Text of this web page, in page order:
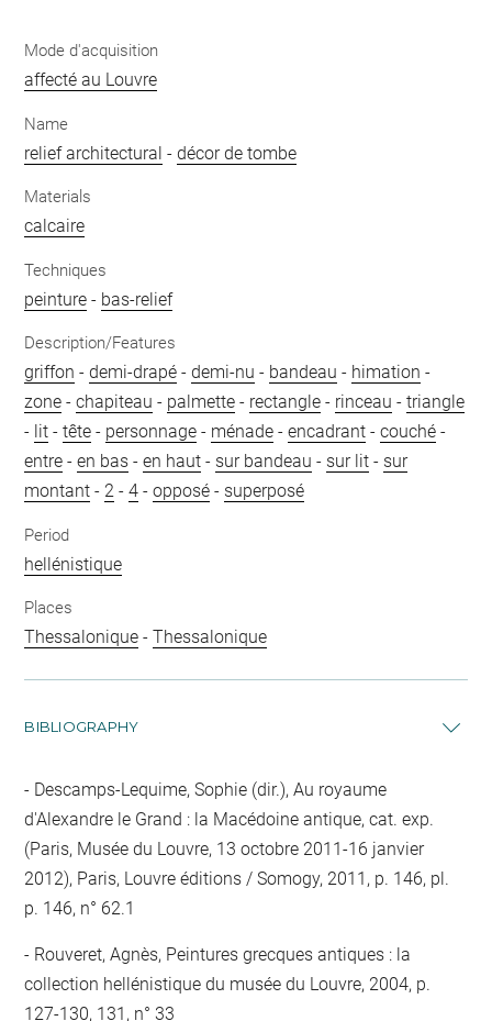
Mode d'acquisition
affecté au Louvre
Name
relief architectural -décor de tombe
Materials
calcaire
Techniques
peinture - bas-relief
Description/Features
griffon -demi-drapé -demi-nu - bandeau - himation -
zone -chapiteau - palmette - rectangle - rinceau -triangle
- lit -tête - personnage - ménade -encadrant -couché -
entre -en bas -en haut - sur bandeau - sur lit - sur
montant - 2 -4 -opposé - superposé
Period
hellénistique
Places
Thessalonique -Thessalonique
BIBLIOGRAPHY
Descamps-Lequime, Sophie (dir.), Au royaume
d'Alexandre le Grand : la Macédoine antique, cat. exp.
(Paris, Musée du Louvre, 13 octobre 2011-16 janvier
2012), Paris, Louvre éditions / Somogy, 2011, p. 146, pl.
p. 146, n° 62.1
Rouveret, Agnès, Peintures grecques antiques : la
collection hellénistique du musée du Louvre, 2004, p.
127-130, 131, n° 33